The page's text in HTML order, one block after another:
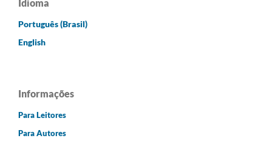
Idioma
Português (Brasil)
English
Informações
Para Leitores
Para Autores